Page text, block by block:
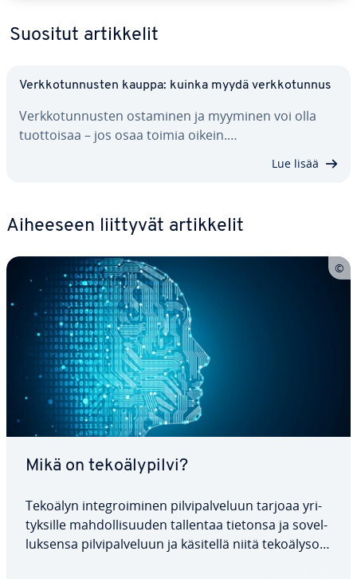
Suositut ar­tik­ke­lit
Verk­ko­tun­nus­ten kauppa: kuinka myydä verk­ko­tun­nus
Verk­ko­tun­nus­ten ostaminen ja myyminen voi olla
tuot­toi­saa – jos osaa toimia oikein.…
Lue lisää
Aiheeseen liittyvät ar­tik­ke­lit
Mikä on te­ko­ä­ly­pil­vi?
Tekoälyn in­tegroi­mi­nen pil­vi­pal­ve­luun tarjoaa yri­
tyk­sil­le mah­dol­li­suu­den tallentaa tietonsa ja so­vel­
luk­sen­sa pil­vi­pal­ve­luun ja käsitellä niitä te­ko­ä­ly­so­